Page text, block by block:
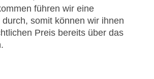
führen wir eine
somit können wir ihnen
Preis bereits über das